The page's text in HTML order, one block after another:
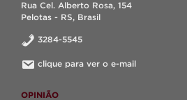
Rua Cel. Alberto Rosa, 154
Pelotas - RS, Brasil
3284-5545
clique para ver o e-mail
OPINIÃO